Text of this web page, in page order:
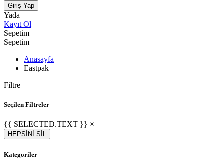
Giriş Yap
Yada
Kayıt Ol
Sepetim
Sepetim
Anasayfa
Eastpak
Filtre
Seçilen Filtreler
{{ SELECTED.TEXT }} ×
HEPSİNİ SİL
Kategoriler